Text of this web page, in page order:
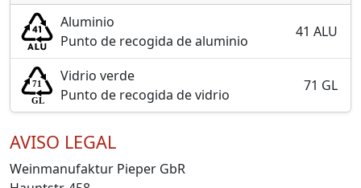
Aluminio
Punto de recogida de aluminio
41 ALU
Vidrio verde
Punto de recogida de vidrio
71 GL
AVISO LEGAL
Weinmanufaktur Pieper GbR